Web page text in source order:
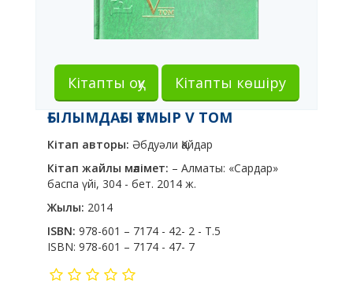
Кітапты оқу
Кітапты көшіру
ҒЫЛЫМДАҒЫ ҒҰМЫР V ТОМ
Кітап авторы: Әбдуәли Қайдар
Кітап жайлы мәлімет: – Алматы: «Сардар»
баспа үйі, 304 - бет. 2014 ж.
Жылы: 2014
ISBN: 978-601 – 7174 - 42- 2 - Т.5
ISBN: 978-601 – 7174 - 47- 7